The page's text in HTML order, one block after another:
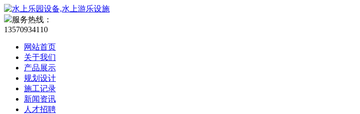
服务热线：
13570934110
网站首页
关于我们
产品展示
规划设计
施工记录
新闻资讯
人才招聘